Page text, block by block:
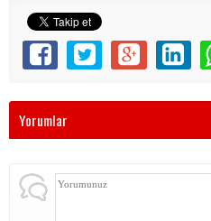
Yorumlar